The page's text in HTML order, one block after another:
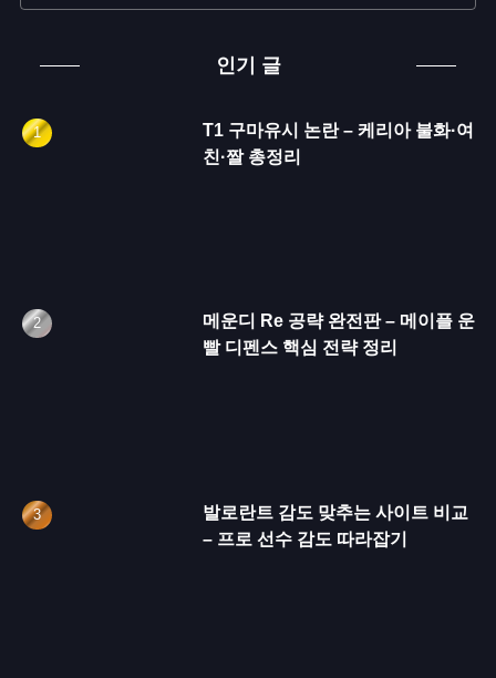
인기 글
T1 구마유시 논란 – 케리아 불화·여
친·짤 총정리
메운디 Re 공략 완전판 – 메이플 운
빨 디펜스 핵심 전략 정리
발로란트 감도 맞추는 사이트 비교
– 프로 선수 감도 따라잡기